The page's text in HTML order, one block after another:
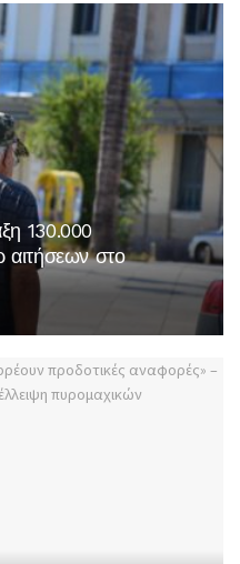
130.000
αιτήσεων στο